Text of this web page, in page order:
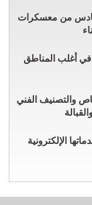
من معسكرات
في أغلب المناطق
والتصنيف الفني
الإلكترونية